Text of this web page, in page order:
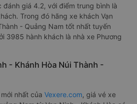
đánh giá 4.2, với điểm trung bình là
Trong đó hãng xe khách Vạn
- Quảng Nam tốt nhất tuyến
3985 hành khách là nhà xe Phương
- Khánh Hòa Núi Thành -
nhất của Vexere.com, giá vé xe